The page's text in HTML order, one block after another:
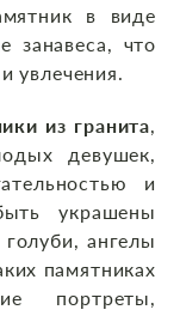
в виде
что
увлечения.
из гранита,
девушек,
и
украшены
ангелы
памятниках
портреты,